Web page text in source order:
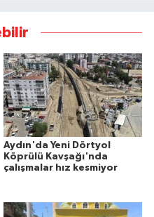
Aydın'da Yeni Dörtyol
Köprülü Kavşağı'nda
çalışmalar hız kesmiyor